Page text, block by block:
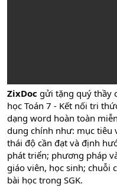
ZixDoc gửi tặng quý thầy
học Toán 7 - Kết nối tri
dạng word hoàn toàn
dung chính như: mục tiêu
thái độ cần đạt và định
phát triển; phương pháp
giáo viên, học sinh; chuỗi
bài học trong SGK.